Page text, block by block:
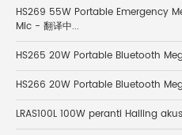
HS269 55W Portable Emergency
Mic - 翻译中...
HS265 20W Portable Bluetooth
HS266 20W Portable Bluetooth
LRAS100L 100W peranti Hailing